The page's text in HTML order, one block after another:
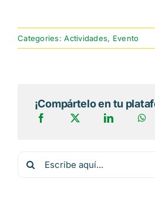
Categories:Actividades, Evento
¡Compártelo en tu
Buscar: